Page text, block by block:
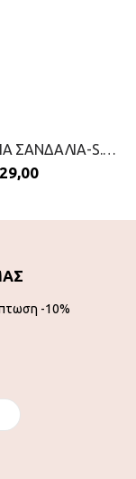
ΓΥΝΑΙΚΕΙΑ ΣΑΝΔΑΛΙΑ-S.OLIVER-2199-0051-ΜΑΥΡΟ
29,00
-10%